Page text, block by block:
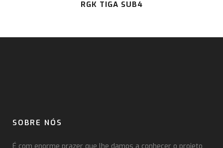
RGK TIGA SUB4
SOBRE NÓS